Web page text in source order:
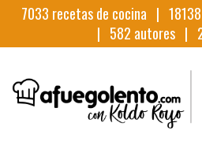
7033 recetas de cocina | 18138
| 582 autores |